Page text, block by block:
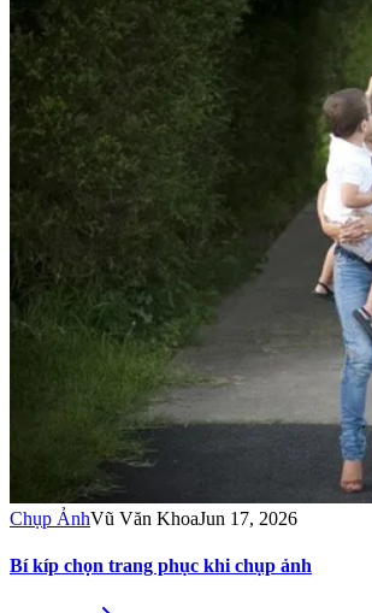
Chụp ẢnhVũ Văn KhoaJun 17, 2026
Bí kíp chọn trang phục khi chụp ảnh